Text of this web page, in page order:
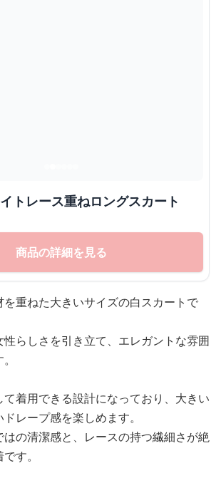
トレース重ねロングスカート
商品の詳細を見る
重ねた大きいサイズの白スカートで
らしさを引き立て、エレガントな雰囲
着用できる設計になっており、大きい
レープ感を楽しめます。
はの清潔感と、レースの持つ繊細さが絶
す。